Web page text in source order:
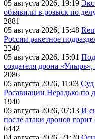
05 августа 2026, 19:19
объявили в розыск по
2881
05 августа 2026, 15:48
России ракетное
2240
05 августа 2026, 15:01 Под
создателя дрона
2086
05 августа 2026, 11:03 Суд
Росавиации Нерадько по
1940
05 августа 2026, 07:13 И
после атаки дронов
6442
04 августа 2026, 21:20